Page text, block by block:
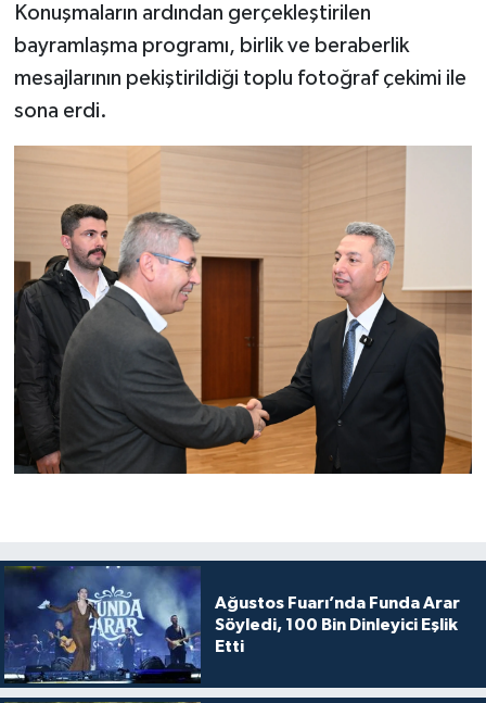
Konuşmaların ardından gerçekleştirilen
bayramlaşma programı, birlik ve beraberlik
mesajlarının pekiştirildiği toplu fotoğraf çekimi ile
sona erdi.
Ağustos Fuarı’nda Funda Arar
Söyledi, 100 Bin Dinleyici Eşlik
Etti